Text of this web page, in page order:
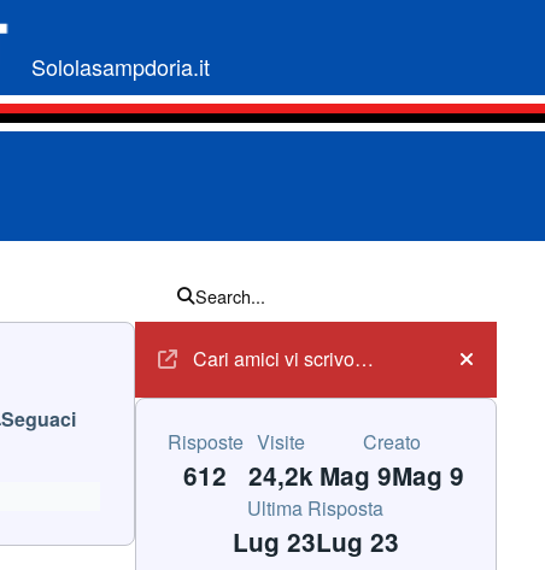
Sololasampdoria.it
Search...
Seguaci
Annunci
Cari amici vi scrivo…
Hide
Risposte
612
Visite
24,2k
Creato
Mag 9Mag 9
Ultima Risposta
Lug 23Lug 23